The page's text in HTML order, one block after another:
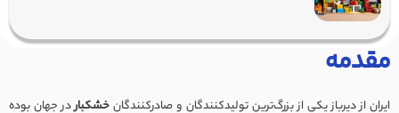
مقدمه
ایران از دیرباز یکی از بزرگ‌ترین تولیدکنندگان و صادرکنندگانخشکباردر جهان بوده